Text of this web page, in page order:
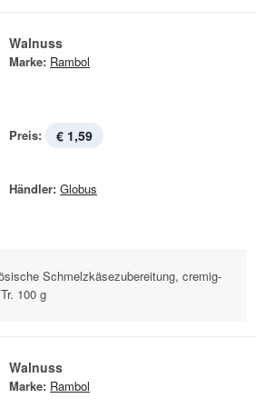
Walnuss
Marke: Rambol
Preis: € 1,59
Händler: Globus
Schmelzkäsezubereitung, cremig-
100 g
Walnuss
Marke: Rambol